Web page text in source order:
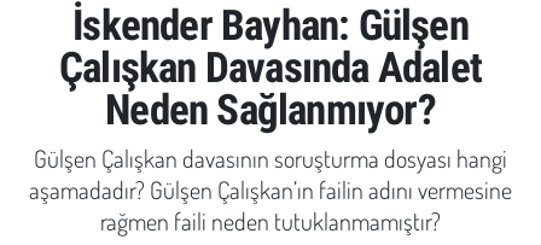
İskender Bayhan: Gülşen
Çalışkan Davasında Adalet
Neden Sağlanmıyor?
Gülşen Çalışkan davasının soruşturma dosyası hangi
aşamadadır? Gülşen Çalışkan’ın failin adını vermesine
rağmen faili neden tutuklanmamıştır?
Ekonomi
Yaşam
Yerel Haberler
Eğitim
Tüm Manşetler
Son Dakika Haberleri
Haber Arşivi